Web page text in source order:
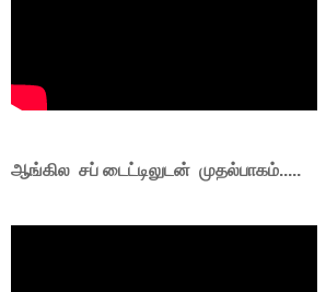
ஆங்கில சப் டைட்டிலுடன் முதல்பாகம்.....